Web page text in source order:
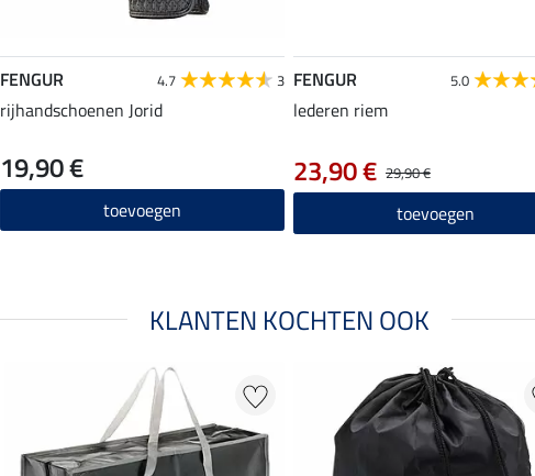
FENGUR 4.7 3
rijhandschoenen Jorid
19,90 €
toevoegen
FENGUR 5.0
lederen riem
29,90 €
23,90 €
toevoegen
KLANTEN KOCHTEN OOK